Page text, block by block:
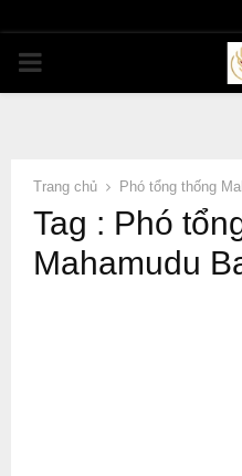
PRIMARY
Trang chủ Phó tổng thống
Tag : Phó
Mahamudu